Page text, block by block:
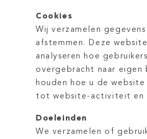
Cookies
Wij verzamelen
afstemmen. Deze
analyseren hoe
overgebracht naar eigen
houden hoe u de
tot website-activiteit en
Doeleinden
We verzamelen of